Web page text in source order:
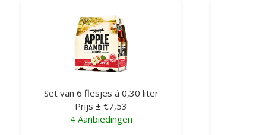
Set van 6 flesjes á 0,30 liter
Prijs ± €7,53
4 Aanbiedingen